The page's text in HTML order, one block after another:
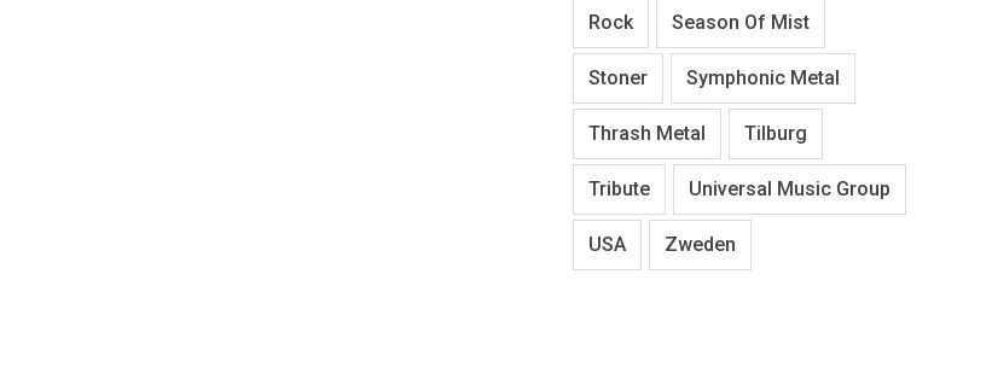
Rock Season Of Mist
Stoner Symphonic Metal
Thrash Metal Tilburg
Tribute Universal Music Group
USA Zweden